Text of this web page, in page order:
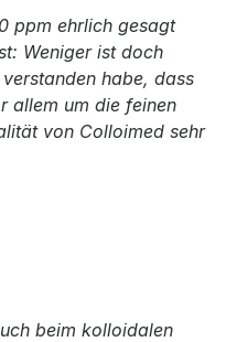
ppm ehrlich gesagt
Weniger ist doch
habe, dass
allem um die feinen
von Colloimed sehr
beim kolloidalen